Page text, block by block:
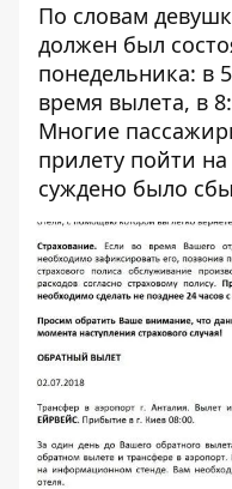
По словам
должен был
понедельника: в
время вылета, в
Многие
прилету пойти
суждено было